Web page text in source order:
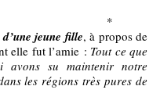
jeune fille, à propos de
elle fut l’amie : Tout ce que
su maintenir notre
les régions très pures de